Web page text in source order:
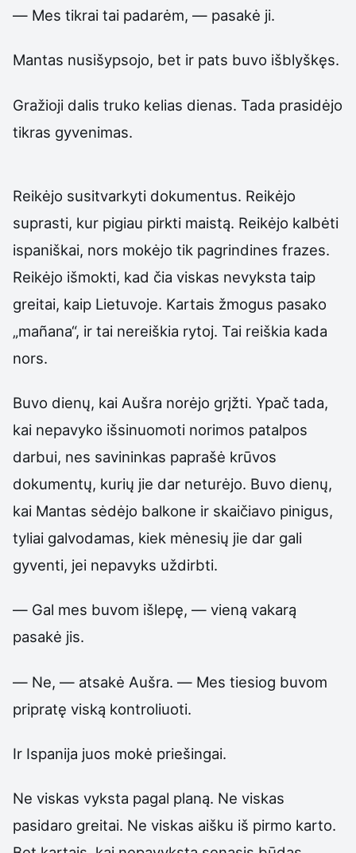
— Mes tikrai tai padarėm, — pasakė ji.
Mantas nusišypsojo, bet ir pats buvo išblyškęs.
Gražioji dalis truko kelias dienas. Tada prasidėjo
tikras gyvenimas.
Reikėjo susitvarkyti dokumentus. Reikėjo
suprasti, kur pigiau pirkti maistą. Reikėjo kalbėti
ispaniškai, nors mokėjo tik pagrindines frazes.
Reikėjo išmokti, kad čia viskas nevyksta taip
greitai, kaip Lietuvoje. Kartais žmogus pasako
„mañana“, ir tai nereiškia rytoj. Tai reiškia kada
nors.
Buvo dienų, kai Aušra norėjo grįžti. Ypač tada,
kai nepavyko išsinuomoti norimos patalpos
darbui, nes savininkas paprašė krūvos
dokumentų, kurių jie dar neturėjo. Buvo dienų,
kai Mantas sėdėjo balkone ir skaičiavo pinigus,
tyliai galvodamas, kiek mėnesių jie dar gali
gyventi, jei nepavyks uždirbti.
— Gal mes buvom išlepę, — vieną vakarą
pasakė jis.
— Ne, — atsakė Aušra. — Mes tiesiog buvom
pripratę viską kontroliuoti.
Ir Ispanija juos mokė priešingai.
Ne viskas vyksta pagal planą. Ne viskas
pasidaro greitai. Ne viskas aišku iš pirmo karto.